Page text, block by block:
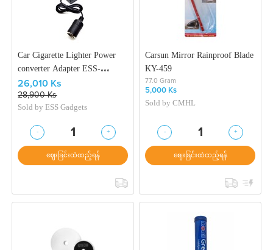
Car Cigarette Lighter Power
converter Adapter ESS-
0000723
26,010 Ks
28,900 Ks
Sold byESS Gadgets
- 1
+
ဈေးခြင်းထဲထည့်ရန်
Carsun Mirror Rainproof Blade
KY-459
77.0 Gram
5,000 Ks
Sold byCMHL
- 1
+
ဈေးခြင်းထဲထည့်ရန်